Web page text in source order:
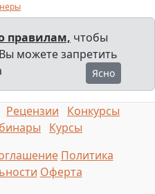
правилам, чтобы
можете запретить
Ясно
Рецензии
Конкурсы
Курсы
Политика
Оферта